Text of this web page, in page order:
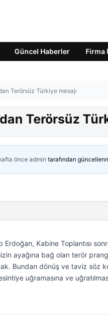
Güncel Haberler Firma
Terörsüz Türkiye mesajı
Terörsüz
önce admin tarafından
Kabine Toplantısı
ayağına bağ olan terör
Bundan dönüş ve taviz söz
uğramasına ve